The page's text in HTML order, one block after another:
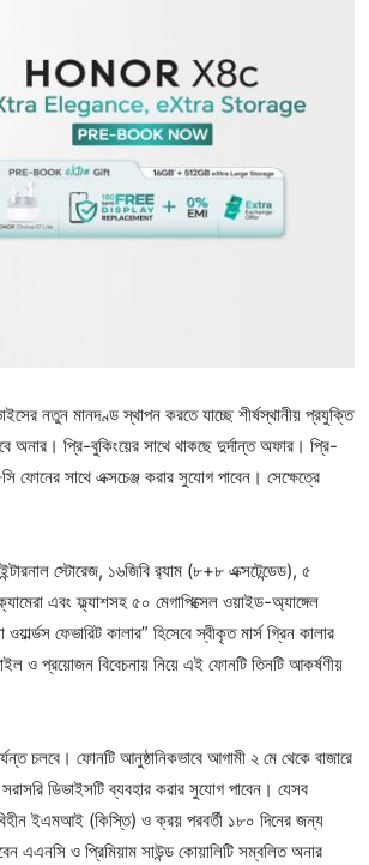
নতুন মানদণ্ড স্থাপন করতে যাচ্ছে শীর্ষস্থানীয় প্রযুক্তি
অনার। প্রি-বুকিংয়ের সাথে থাকছে দুর্দান্ত অফার। প্রি-
ফোনের সাথে এক্সচেঞ্জ করার সুযোগ পাবেন। সেক্ষেত্রে
স্টোরেজ, ১৬জিবি র‌্যাম (৮+৮ এক্সটেন্ডেড), ৫
এবং ফ্ল্যাশসহ ৫০ মেগাপিক্সেল ওয়াইড-অ্যাঙ্গেল
ফেভারিট কালার” হিসেবে স্বীকৃত মার্স গ্রিন কালার
ও প্রয়োজন বিবেচনায় নিয়ে এই ফোনটি তিনটি আকর্ষণীয়
চলবে। ফোনটি আনুষ্ঠানিকভাবে আগামী ২ মে থেকে বাজারে
সরাসরি ডিভাইসটি ব্যবহার করার সুযোগ পাবেন। যেসব
ইএমআই (কিস্তি) ও ক্রয় পরবর্তী ১৮০ দিনের জন্য
এএনসি ও প্রিমিয়াম সাউন্ড কোয়ালিটি সম্বলিত অনার